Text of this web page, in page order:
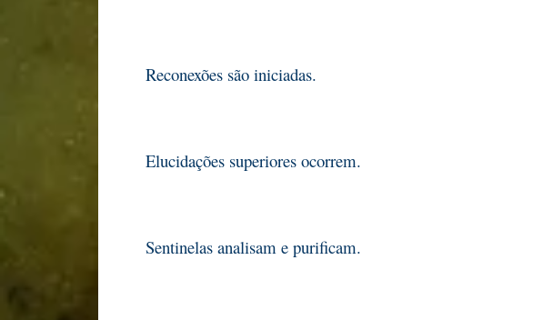
Reconexões são iniciadas.
Elucidações superiores ocorrem.
Sentinelas analisam e purificam.